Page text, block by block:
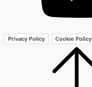
Privacy Policy Cookie Policy